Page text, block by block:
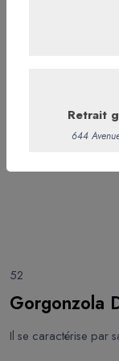
52
Gorgonzola
Il se caractérise par